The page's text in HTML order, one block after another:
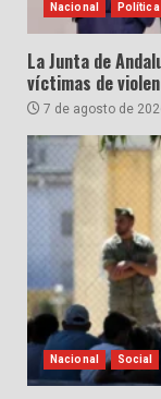
Nacional Política
La Junta de
víctimas de
7 de agosto de
Nacional Social